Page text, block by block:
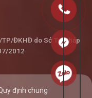
ĐKHĐ do Sở Tư Pháp
2012
định chung